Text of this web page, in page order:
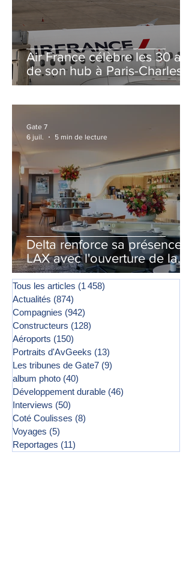
Air France célèbre les 30 ans
de son hub à Paris-Charles
de Gaulle
Delta renforce sa présence à
LAX avec l'ouverture de la
première phase d'un second
salon Delta One
Gate 7
6 juil.
5 min de lecture
Tous les articles (1 458)
Actualités (874)
Compagnies (942)
Constructeurs (128)
Aéroports (150)
Portraits d'AvGeeks (13)
Les tribunes de Gate7 (9)
album photo (40)
Développement durable (46)
Interviews (50)
Coté Coulisses (8)
Voyages (5)
Reportages (11)